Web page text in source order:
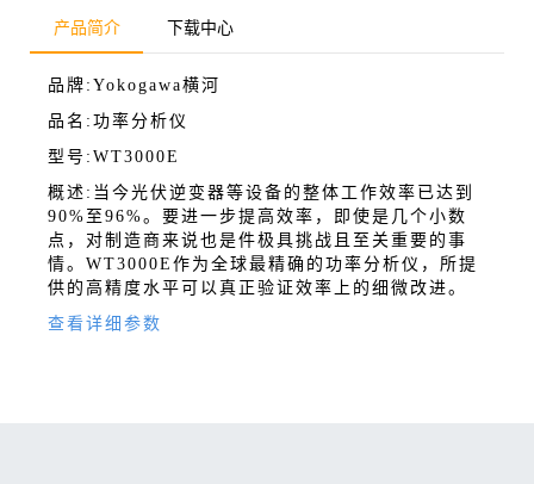
产品简介 下载中心
品牌:Yokogawa横河
品名:功率分析仪
型号:WT3000E
概述:当今光伏逆变器等设备的整体工作效率已达到
90%至96%。要进一步提高效率，即使是几个小数
点，对制造商来说也是件极具挑战且至关重要的事
情。WT3000E作为全球最精确的功率分析仪，所提
供的高精度水平可以真正验证效率上的细微改进。
查看详细参数